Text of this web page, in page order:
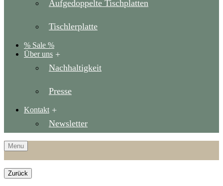
Aufgedoppelte Tischplatten
Tischlerplatte
% Sale %
Über uns
Nachhaltigkeit
Presse
Kontakt
Newsletter
Menu
Zurück